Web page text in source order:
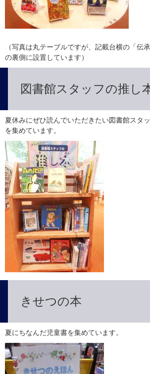
（写真は丸テーブルですが、記載台横の「伝
の裏側に設置しています）
図書館スタッフの推し
夏休みにぜひ読んでいただきたい図書館スタ
を集めています。
きせつの本
夏にちなんだ児童書を集めています。